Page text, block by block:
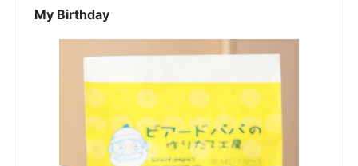
でだいぶお得になってたし、これかな。靴下…
My Birthday